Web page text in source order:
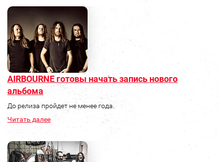
AIRBOURNE готовы начать запись нового
альбома
До релиза пройдет не менее года.
Читать далее